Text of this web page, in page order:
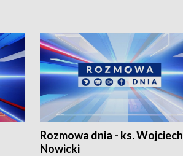
Rozmowa dnia - ks. Wojciech
Nowicki